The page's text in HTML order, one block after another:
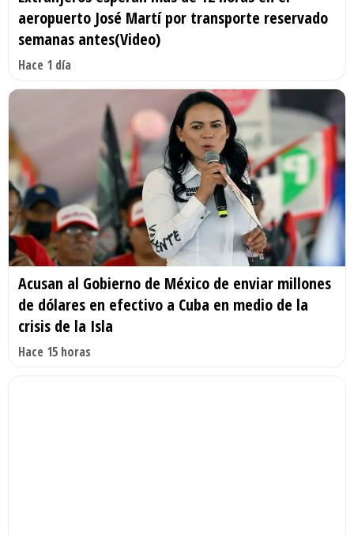
aeropuerto José Martí por transporte reservado
semanas antes(Video)
Hace 1 día
Acusan al Gobierno de México de enviar millones
de dólares en efectivo a Cuba en medio de la
crisis de la Isla
Hace 15 horas